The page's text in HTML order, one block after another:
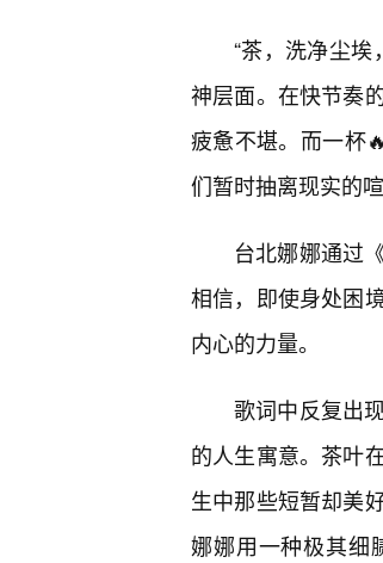
“茶，洗净尘
神层面。在快节奏
疲惫不堪。而一杯
们暂时抽离现实的
台北娜娜通过
相信，即使身处困
内心的力量。
歌词中反复出
的人生寓意。茶叶
生中那些短暂却美
娜娜用一种极其细